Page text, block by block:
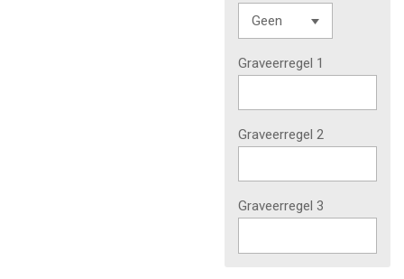
Graveerregel 1
Graveerregel 2
Graveerregel 3